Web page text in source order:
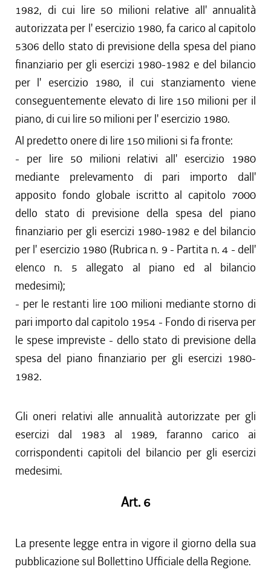
1982, di cui lire 50 milioni relative all' annualità
autorizzata per l' esercizio 1980, fa carico al capitolo
5306 dello stato di previsione della spesa del piano
finanziario per gli esercizi 1980-1982 e del bilancio
per l' esercizio 1980, il cui stanziamento viene
conseguentemente elevato di lire 150 milioni per il
piano, di cui lire 50 milioni per l' esercizio 1980.
Al predetto onere di lire 150 milioni si fa fronte:
- per lire 50 milioni relativi all' esercizio 1980
mediante prelevamento di pari importo dall'
apposito fondo globale iscritto al capitolo 7000
dello stato di previsione della spesa del piano
finanziario per gli esercizi 1980-1982 e del bilancio
per l' esercizio 1980 (Rubrica n. 9 - Partita n. 4 - dell'
elenco n. 5 allegato al piano ed al bilancio
medesimi);
- per le restanti lire 100 milioni mediante storno di
pari importo dal capitolo 1954 - Fondo di riserva per
le spese impreviste - dello stato di previsione della
spesa del piano finanziario per gli esercizi 1980-
1982.
Gli oneri relativi alle annualità autorizzate per gli
esercizi dal 1983 al 1989, faranno carico ai
corrispondenti capitoli del bilancio per gli esercizi
medesimi.
Art. 6
La presente legge entra in vigore il giorno della sua
pubblicazione sul Bollettino Ufficiale della Regione.